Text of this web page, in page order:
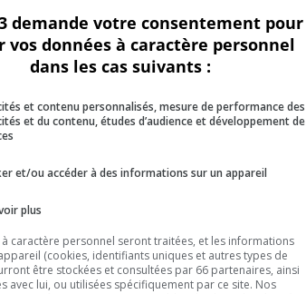
demande votre consentement pour
vos données à caractère personnel
dans les cas suivants :
et contenu personnalisés, mesure de performance des
et du contenu, études d’audience et développement de
et/ou accéder à des informations sur un appareil
plus
caractère personnel seront traitées, et les informations
(cookies, identifiants uniques et autres types de
être stockées et consultées par 66 partenaires, ainsi
avec lui, ou utilisées spécifiquement par ce site. Nos